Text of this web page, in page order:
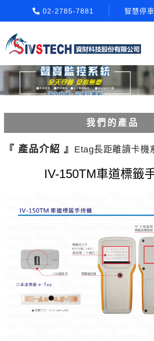
02-2785-7881 智慧停
我們的產品
電動柵欄機系列
Etag長距離讀卡機系列
人員通關管制機系列
車輪檔防撞條系列
『 產品介紹 』 Etag長距離讀卡機
IV-150TM車道標籤